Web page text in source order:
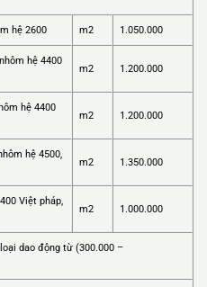
hệ 2600 m2 1.050.000
hệ 4400
m2 1.200.000
hệ 4400
m2 1.200.000
hệ 4500,
m2 1.350.000
Việt pháp,
m2 1.000.000
dao động từ (300.000 –